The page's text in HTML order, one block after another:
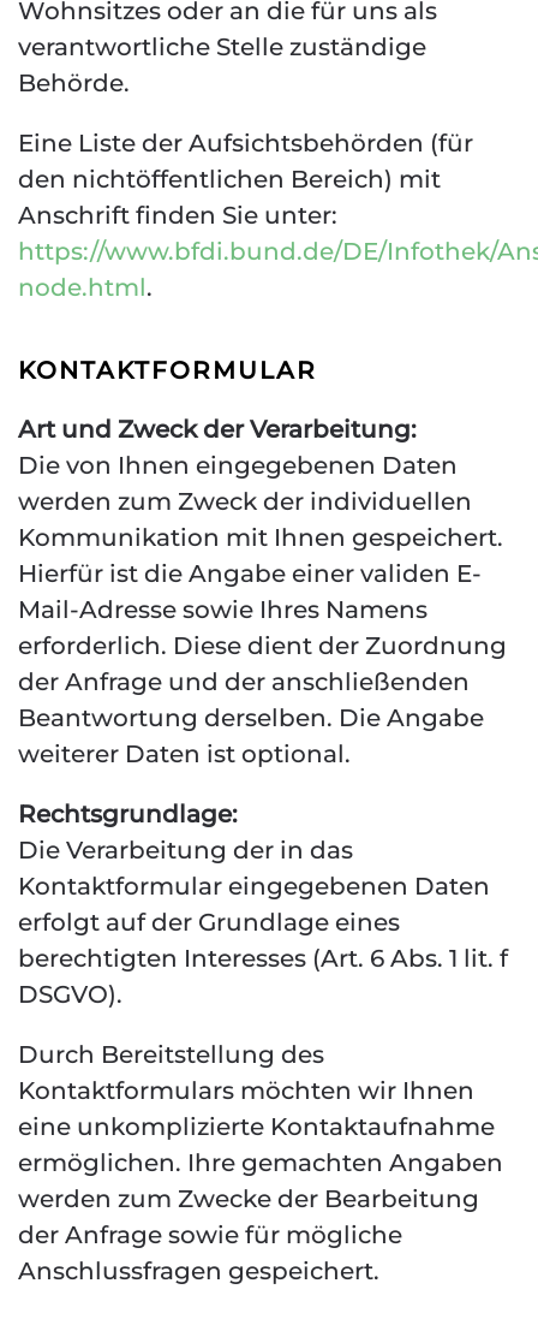
Wohnsitzes oder an die für uns als
verantwortliche Stelle zuständige
Behörde.
Eine Liste der Aufsichtsbehörden (für
den nichtöffentlichen Bereich) mit
Anschrift finden Sie unter:
https://www.bfdi.bund.de/DE/Infothek/
node.html.
KONTAKTFORMULAR
Art und Zweck der Verarbeitung:
Die von Ihnen eingegebenen Daten
werden zum Zweck der individuellen
Kommunikation mit Ihnen gespeichert.
Hierfür ist die Angabe einer validen E-
Mail-Adresse sowie Ihres Namens
erforderlich. Diese dient der Zuordnung
der Anfrage und der anschließenden
Beantwortung derselben. Die Angabe
weiterer Daten ist optional.
Rechtsgrundlage:
Die Verarbeitung der in das
Kontaktformular eingegebenen Daten
erfolgt auf der Grundlage eines
berechtigten Interesses (Art. 6 Abs. 1 lit. f
DSGVO).
Durch Bereitstellung des
Kontaktformulars möchten wir Ihnen
eine unkomplizierte Kontaktaufnahme
ermöglichen. Ihre gemachten Angaben
werden zum Zwecke der Bearbeitung
der Anfrage sowie für mögliche
Anschlussfragen gespeichert.